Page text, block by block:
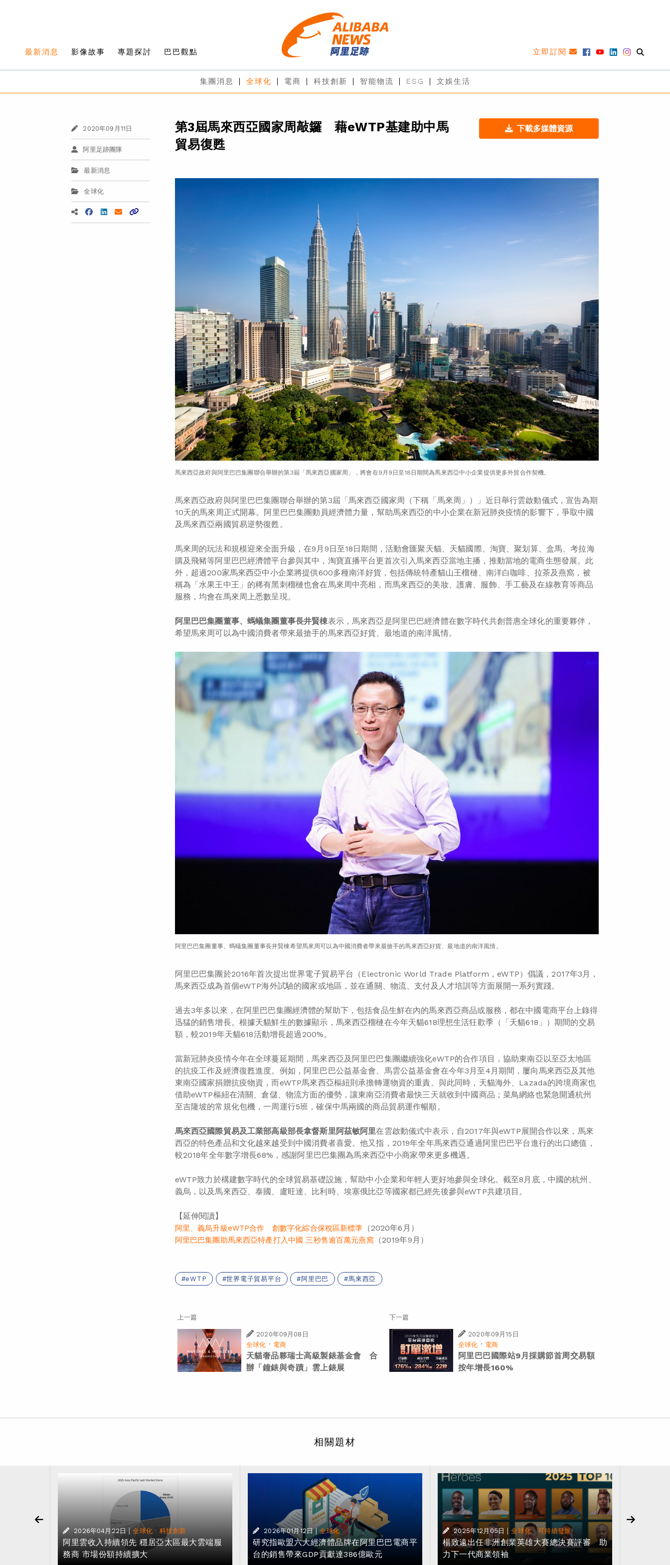
最新消息 影像故事 專題探討 巴巴觀點 立即訂閱
集團消息 全球化 電商 科技創新 智能物流 ESG 文娛生活
2020年09月11日
阿里足跡團隊
最新消息
全球化
第3屆馬來西亞國家周敲鑼 藉eWTP基建助中馬
貿易復甦
下載多媒體資源
馬來西亞政府與阿里巴巴集團聯合舉辦的第3屆「馬來西亞國家周」，將會在9月9日至18日期間為馬來西亞中小企業提供更多外貿合作契機。
馬來西亞政府與阿里巴巴集團聯合舉辦的第3屆「馬來西亞國家周（下稱「馬來周」）」近日舉行雲啟動儀式，宣告為期
10天的馬來周正式開幕。阿里巴巴集團動員經濟體力量，幫助馬來西亞的中小企業在新冠肺炎疫情的影響下，爭取中國
及馬來西亞兩國貿易逆勢復甦。
馬來周的玩法和規模迎來全面升級，在9月9日至18日期間，活動會匯聚天貓、天貓國際、淘寶、聚划算、盒馬、考拉海
購及飛豬等阿里巴巴經濟體平台參與其中，淘寶直播平台更首次引入馬來西亞當地主播，推動當地的電商生態發展。此
外，超過200家馬來西亞中小企業將提供600多種南洋好貨，包括傳統特產貓山王榴槤、南洋白咖啡、拉茶及燕窩，被
稱為「水果王中王」的稀有黑刺榴槤也會在馬來周中亮相，而馬來西亞的美妝、護膚、服飾、手工藝及在線教育等商品
服務，均會在馬來周上悉數呈現。
阿里巴巴集團董事、螞蟻集團董事長井賢棟表示，馬來西亞是阿里巴巴經濟體在數字時代共創普惠全球化的重要夥伴，
希望馬來周可以為中國消費者帶來最搶手的馬來西亞好貨、最地道的南洋風情。
阿里巴巴集團董事、螞蟻集團董事長井賢棟希望馬來周可以為中國消費者帶來最搶手的馬來西亞好貨、最地道的南洋風情。
阿里巴巴集團於2016年首次提出世界電子貿易平台（Electronic World Trade Platform，eWTP）倡議，2017年3月，
馬來西亞成為首個eWTP海外試驗的國家或地區，並在通關、物流、支付及人才培訓等方面展開一系列實踐。
過去3年多以來，在阿里巴巴集團經濟體的幫助下，包括食品生鮮在內的馬來西亞商品或服務，都在中國電商平台上錄得
迅猛的銷售增長。根據天貓鮮生的數據顯示，馬來西亞榴槤在今年天貓618理想生活狂歡季（「天貓618」）期間的交易
額，較2019年天貓618活動增長超過200%。
當新冠肺炎疫情今年在全球蔓延期間，馬來西亞及阿里巴巴集團繼續強化eWTP的合作項目，協助東南亞以至亞太地區
的抗疫工作及經濟復甦進度。例如，阿里巴巴公益基金會、馬雲公益基金會在今年3月至4月期間，屢向馬來西亞及其他
東南亞國家捐贈抗疫物資，而eWTP馬來西亞樞紐則承擔轉運物資的重責。與此同時，天貓海外、Lazada的跨境商家也
借助eWTP樞紐在清關、倉儲、物流方面的優勢，讓東南亞消費者最快三天就收到中國商品；菜鳥網絡也緊急開通杭州
至吉隆坡的常規化包機，一周運行5班，確保中馬兩國的商品貿易運作暢順。
馬來西亞國際貿易及工業部高級部長拿督斯里阿茲敏阿里在雲啟動儀式中表示，自2017年與eWTP展開合作以來，馬來
西亞的特色產品和文化越來越受到中國消費者喜愛。他又指，2019年全年馬來西亞通過阿里巴巴平台進行的出口總值，
較2018年全年數字增長68%，感謝阿里巴巴集團為馬來西亞中小商家帶來更多機遇。
eWTP致力於構建數字時代的全球貿易基礎設施，幫助中小企業和年輕人更好地參與全球化。截至8月底，中國的杭州、
義烏，以及馬來西亞、泰國、盧旺達、比利時、埃塞俄比亞等國家都已經先後參與eWTP共建項目。
【延伸閱讀】
阿里、義烏升級eWTP合作 創數字化綜合保稅區新標準 （2020年6月）
阿里巴巴集團助馬來西亞特產打入中國 三秒售逾百萬元燕窩 （2019年9月）
eWTP 世界電子貿易平台 阿里巴巴 馬來西亞
上一篇
2020年09月08日
全球化 · 電商
天貓奢品夥瑞士高級製錶基金會 合
辦「鐘錶與奇蹟」雲上錶展
下一篇
2020年09月15日
全球化 · 電商
阿里巴巴國際站9月採購節首周交易額
按年增長160%
相關題材
2026年04月22日 | 全球化·科技創新
阿里雲收入持續領先 穩居亞太區最大雲端服
務商 市場份額持續擴大
2026年01月12日 | 全球化
研究指歐盟六大經濟體品牌在阿里巴巴電商平
台的銷售帶來GDP貢獻達386億歐元
2025年12月05日 | 全球化·可持續發展
楊致遠出任非洲創業英雄大賽總決賽評審 助
力下一代商業領袖